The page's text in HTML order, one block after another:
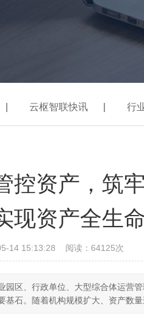
云枢智联快讯 行
控资产，筑
现资产全生
14 15:13:28 阅读：64125次
园区、行政单位、大型综合体运营
基石。随着机构规模扩大、资产数